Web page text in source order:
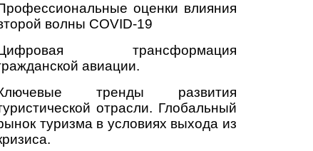
оценки влияния
волны COVID-19
трансформация
авиации.
тренды развития
отрасли. Глобальный
туризма в условиях выхода из